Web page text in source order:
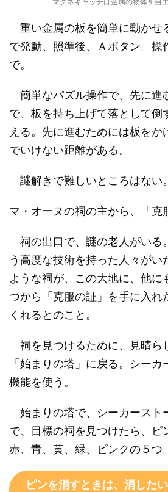
重い金属の板を簡単に動かせ
で発動、照準後、Ａボタン。操
で。
簡単なパズル操作で、先に進
で、板を持ち上げて落として倒
える。先に進むためには板をか
でいけない距離がある。
謎解きで難しいところはない。
マ・オーヌの祠の主から、「克
祠の出口で、謎の老人がいる
う高度な技術を持った人々がい
ような祠が、この大地に、他に
つから「克服の証」を手に入れ
くれるとのこと。
祠を見つけるために、見晴ら
「始まりの塔」に戻る。シー
機能を使う。
始まりの塔で、シーカースト
で、目標の祠を見つけたら、ピ
赤、青、黄、緑、ピンクの５つ。
ピンを消すときは、消した